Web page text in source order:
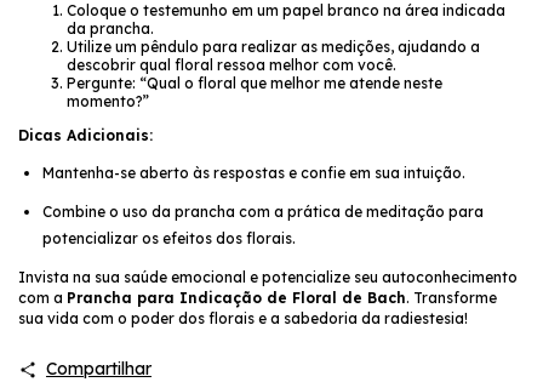
Coloque o testemunho em um papel branco na área indicada
da prancha.
Utilize um pêndulo para realizar as medições, ajudando a
descobrir qual floral ressoa melhor com você.
Pergunte: “Qual o floral que melhor me atende neste
momento?”
Dicas Adicionais:
Mantenha-se aberto às respostas e confie em sua intuição.
Combine o uso da prancha com a prática de meditação para
potencializar os efeitos dos florais.
Invista na sua saúde emocional e potencialize seu autoconhecimento
com a Prancha para Indicação de Floral de Bach. Transforme
sua vida com o poder dos florais e a sabedoria da radiestesia!
Compartilhar